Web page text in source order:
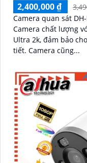
2,400,000 ₫
Camera quan sát
Camera chất lượng
Ultra 2k, đảm bảo
tiết. Camera cũng...